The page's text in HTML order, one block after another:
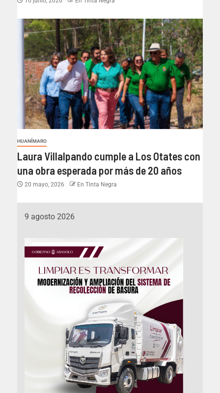
HUANÍMARO
Laura Villalpando cumple a Los Otates con
una obra esperada por más de 20 años
20 mayo, 2026 En Tinta Negra
9 agosto 2026